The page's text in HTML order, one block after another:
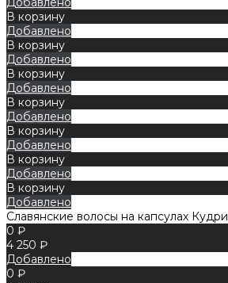
В корзину
Добавлено
В корзину
Добавлено
В корзину
Добавлено
В корзину
Добавлено
В корзину
Добавлено
В корзину
Добавлено
В корзину
Добавлено
Славянские волосы на капсулах Кудри
0 ₽
4 250 ₽
Добавлено
0 ₽